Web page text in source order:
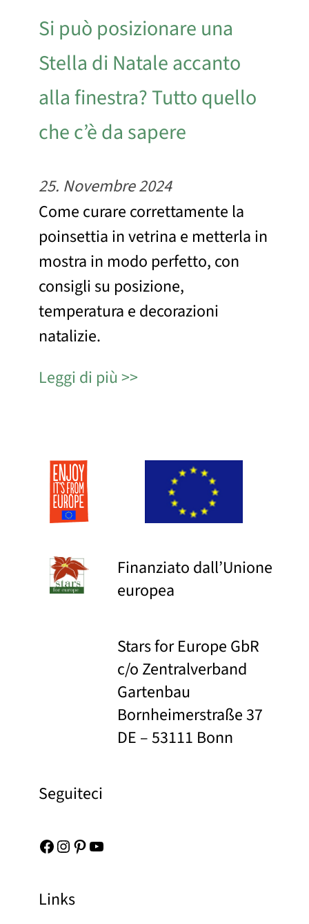
Si può posizionare una
Stella di Natale accanto
alla finestra? Tutto quello
che c’è da sapere
25. Novembre 2024
Come curare correttamente la
poinsettia in vetrina e metterla in
mostra in modo perfetto, con
consigli su posizione,
temperatura e decorazioni
natalizie.
Leggi di più
Finanziato dall’Unione
europea
Stars for Europe GbR
c/o Zentralverband
Gartenbau
Bornheimerstraße 37
DE – 53111 Bonn
Seguiteci
Facebook Instagram Pinterest YouTube
Links